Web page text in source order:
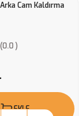
Cam Kaldırma
(0.0 )
EKLE